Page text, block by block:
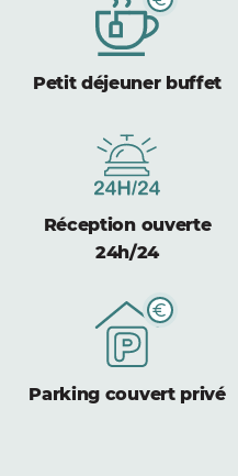
Petit déjeuner buffet
Réception ouverte
24h/24
Parking couvert privé